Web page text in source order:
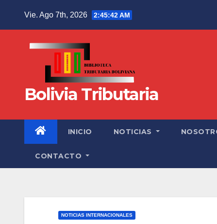
Vie. Ago 7th, 2026 2:45:43 AM
Bolivia Tributaria
INICIO NOTICIAS
CONTACTO
NOTICIAS INTERNACIONALES